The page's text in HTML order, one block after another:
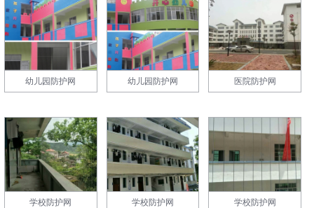
幼儿园防护网 幼儿园防护网 医院防护网
学校防护网 学校防护网 学校防护网